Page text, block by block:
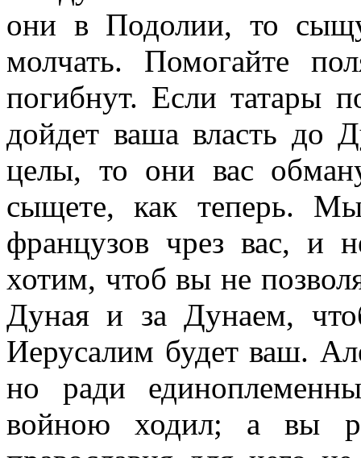
они в Подолии, то
молчать. Помогайте
погибнут. Если татары
дойдет ваша власть до
целы, то они вас
сыщете, как теперь.
французов чрез вас, и
хотим, чтоб вы не
Дуная и за Дунаем,
Иерусалим будет ваш.
но ради
войною ходил; а вы